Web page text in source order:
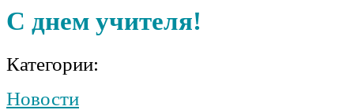
С днем учителя!
Категории:
Новости